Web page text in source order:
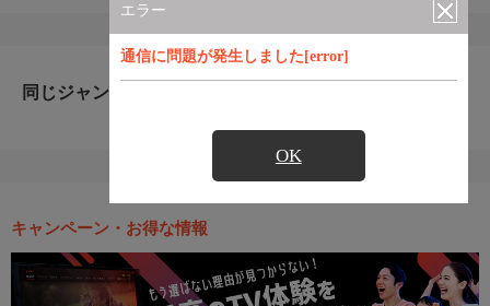
エラー
通信に問題が発生しました[error]
OK
同じジャンルのおすすめ番組
キャンペーン・お得な情報